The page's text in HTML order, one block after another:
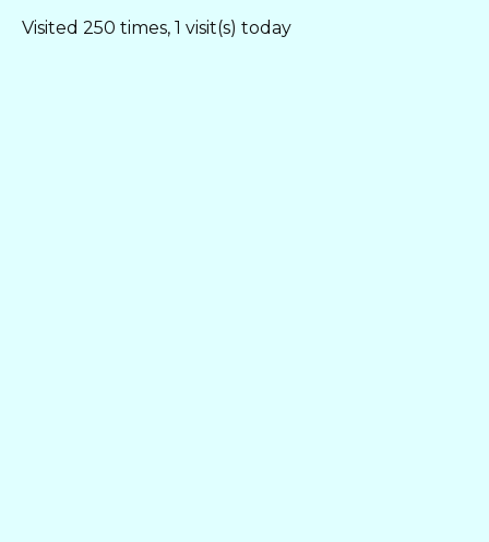
Visited 250 times, 1 visit(s) today